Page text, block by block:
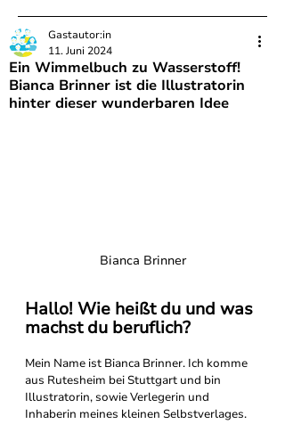
Ein Wimmelbuch zu Wasserstoff!
Bianca Brinner ist die Illustratorin
hinter dieser wunderbaren Idee
Gastautor:in
11. Juni 2024
Bianca Brinner
Hallo! Wie heißt du und was
machst du beruflich?
Mein Name ist Bianca Brinner. Ich komme
aus Rutesheim bei Stuttgart und bin
Illustratorin, sowie Verlegerin und
Inhaberin meines kleinen Selbstverlages.